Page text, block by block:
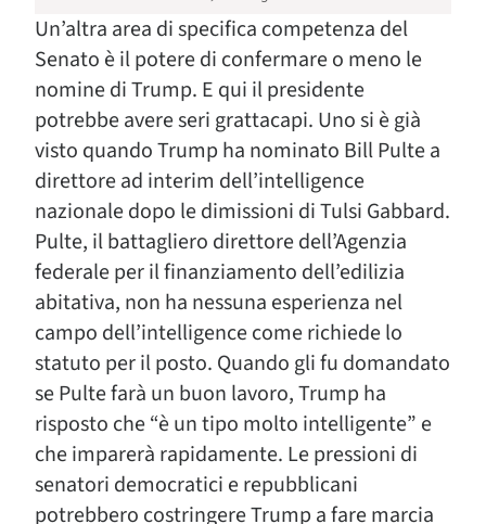
Un’altra area di specifica competenza del
Senato è il potere di confermare o meno le
nomine di Trump. E qui il presidente
potrebbe avere seri grattacapi. Uno si è già
visto quando Trump ha nominato Bill Pulte a
direttore ad interim dell’intelligence
nazionale dopo le dimissioni di Tulsi Gabbard.
Pulte, il battagliero direttore dell’Agenzia
federale per il finanziamento dell’edilizia
abitativa, non ha nessuna esperienza nel
campo dell’intelligence come richiede lo
statuto per il posto. Quando gli fu domandato
se Pulte farà un buon lavoro, Trump ha
risposto che “è un tipo molto intelligente” e
che imparerà rapidamente. Le pressioni di
senatori democratici e repubblicani
potrebbero costringere Trump a fare marcia